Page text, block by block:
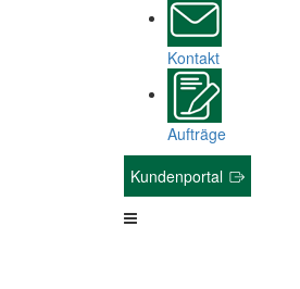
Kontakt
Aufträge
Kundenportal